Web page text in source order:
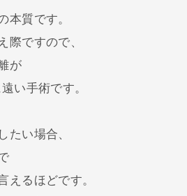
本質です。
際ですので、
が
い手術です。
たい場合、
えるほどです。